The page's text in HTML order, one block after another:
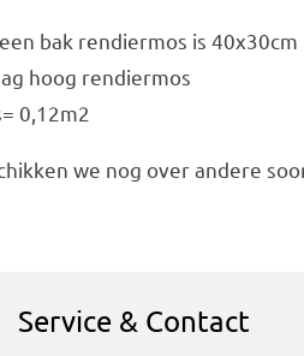
bak rendiermos is 40x30cm
hoog rendiermos
0,12m2
we nog over andere
Service & Contact